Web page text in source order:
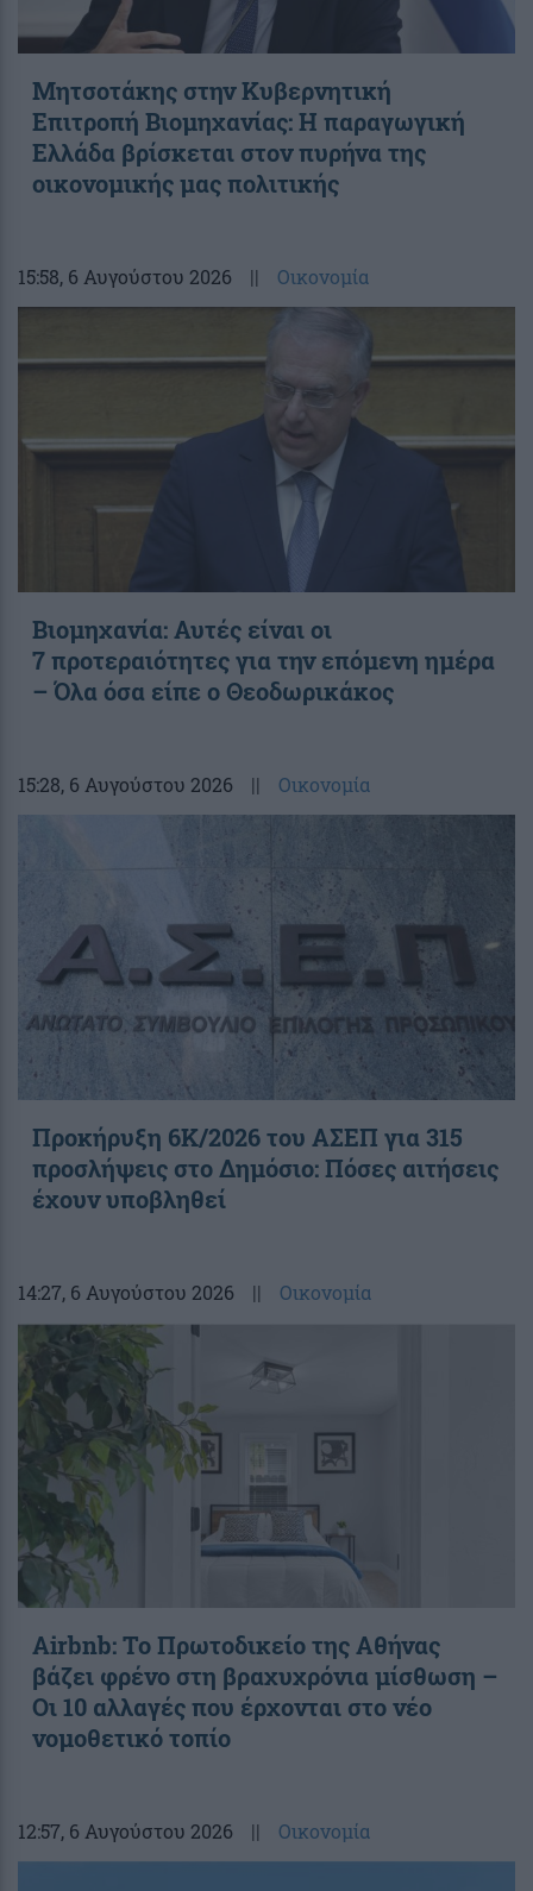
Μητσοτάκης στην Κυβερνητική
Επιτροπή Βιομηχανίας: Η παραγωγική
Ελλάδα βρίσκεται στον πυρήνα της
οικονομικής μας πολιτικής
15:58, 6 Αυγούστου 2026 || Οικονομία
Βιομηχανία: Αυτές είναι οι
7 προτεραιότητες για την επόμενη ημέρα
– Όλα όσα είπε ο Θεοδωρικάκος
15:28, 6 Αυγούστου 2026 || Οικονομία
Προκήρυξη 6Κ/2026 του ΑΣΕΠ για 315
προσλήψεις στο Δημόσιο: Πόσες αιτήσεις
έχουν υποβληθεί
14:27, 6 Αυγούστου 2026 || Οικονομία
Airbnb: Το Πρωτοδικείο της Αθήνας
βάζει φρένο στη βραχυχρόνια μίσθωση –
Οι 10 αλλαγές που έρχονται στο νέο
νομοθετικό τοπίο
12:57, 6 Αυγούστου 2026 || Οικονομία